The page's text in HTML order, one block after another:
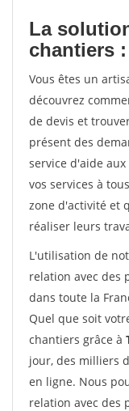
La
chantiers
Vous êtes un
découvrez
de devis et
présent des
service d'aide
vos services à
zone d'activité et
réaliser leurs
L'utilisation de
relation avec des
dans toute la
Quel que soit
chantiers grâce à
jour, des milliers
en ligne. Nous
relation avec des